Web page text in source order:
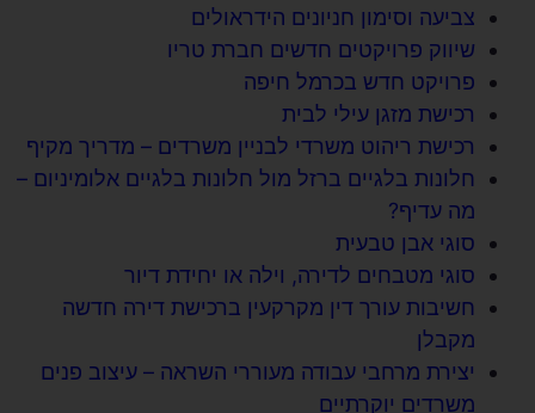
צביעה וסימון חניונים הידראולים
שיווק פרויקטים חדשים חברת טריו
פרויקט חדש בכרמל חיפה
רכישת מזגן עילי לבית
רכישת ריהוט משרדי לבניין משרדים – מדריך מקיף
חלונות בלגיים ברזל מול חלונות בלגיים אלומיניום –
מה עדיף?
סוגי אבן טבעית
סוגי מטבחים לדירה, וילה או יחידת דיור
חשיבות עורך דין מקרקעין ברכישת דירה חדשה
מקבלן
יצירת מרחבי עבודה מעוררי השראה – עיצוב פנים
משרדים יוקרתיים